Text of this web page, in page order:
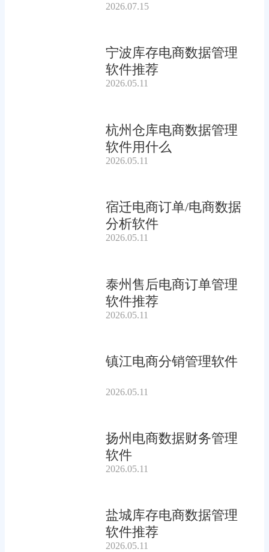
2026.07.15
宁波库存电商数据管理
软件推荐
2026.05.11
杭州仓库电商数据管理
软件用什么
2026.05.11
宿迁电商订单/电商数据
分析软件
2026.05.11
泰州售后电商订单管理
软件推荐
2026.05.11
镇江电商分销管理软件
2026.05.11
扬州电商数据财务管理
软件
2026.05.11
盐城库存电商数据管理
软件推荐
2026.05.11